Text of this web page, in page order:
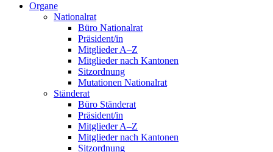
Organe
Nationalrat
Büro Nationalrat
Präsident/in
Mitglieder A–Z
Mitglieder nach Kantonen
Sitzordnung
Mutationen Nationalrat
Ständerat
Büro Ständerat
Präsident/in
Mitglieder A–Z
Mitglieder nach Kantonen
Sitzordnung